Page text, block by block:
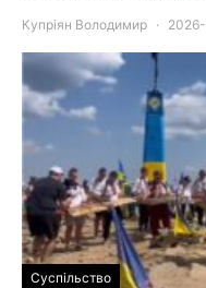
Купріян Володимир
Суспільство